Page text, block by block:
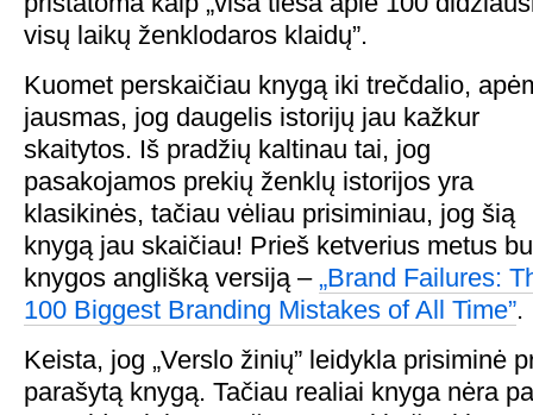
visų laikų ženklodaros klaidų”.
Kuomet perskaičiau knygą iki trečdalio,
jausmas, jog daugelis istorijų jau kažkur
skaitytos. Iš pradžių kaltinau tai, jog
pasakojamos prekių ženklų istorijos yra
klasikinės, tačiau vėliau prisiminiau, jog šią
knygą jau skaičiau! Prieš ketverius metus
knygos anglišką versiją – „Brand Failures:
100 Biggest Branding Mistakes of All Time”.
Keista, jog „Verslo žinių” leidykla prisiminė
parašytą knygą. Tačiau realiai knyga nėra